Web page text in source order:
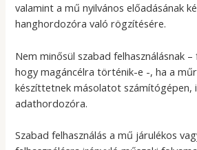
valamint a mű nyilvános előadásának
hanghordozóra való rögzítésére.
Nem minősül szabad felhasználásnak
hogy magáncélra történik-e -, ha a
készíttetnek másolatot számítógépen,
adathordozóra.
Szabad felhasználás a mű járulékos